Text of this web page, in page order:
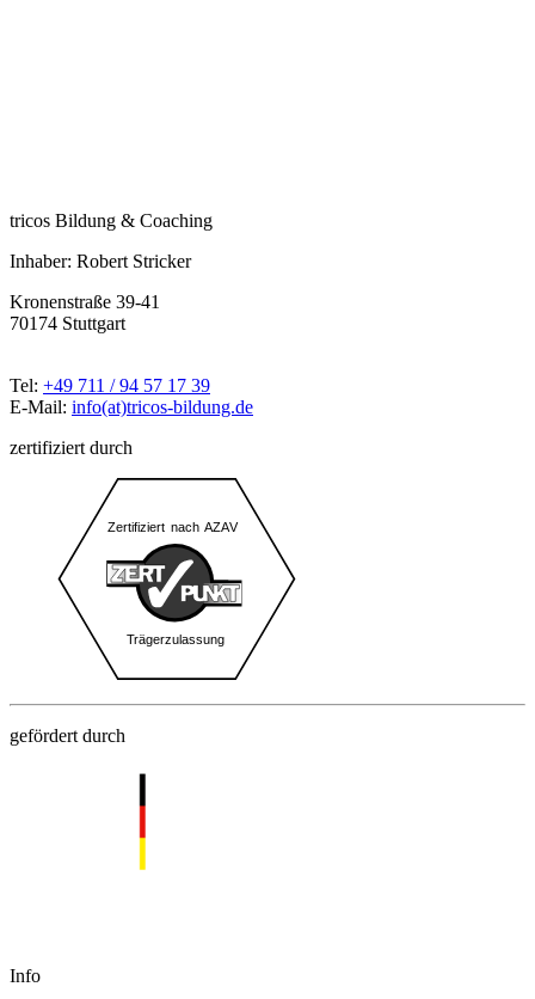
tricos Bildung & Coaching
Inhaber: Robert Stricker
Kronenstraße 39-41
70174 Stuttgart
Tel: +49 711 / 94 57 17 39
E-Mail: info(at)tricos-bildung.de
zertifiziert durch
gefördert durch
Info